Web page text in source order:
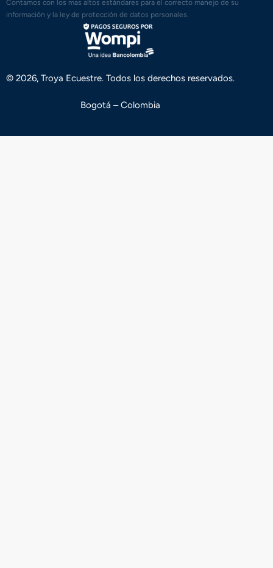
Contamos con los mas altos estándares para el correcto manejo de su
información y la ley de protección de datos personales.
© 2026, Troya Ecuestre. Todos los derechos reservados.
Bogotá – Colombia